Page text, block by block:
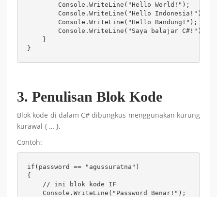
        Console.WriteLine("Hello World!");
        Console.WriteLine("Hello Indonesia!");
        Console.WriteLine("Hello Bandung!");
        Console.WriteLine("Saya balajar C#!");
    }
}
3. Penulisan Blok Kode
Blok kode di dalam C# dibungkus menggunakan kurung
kurawal { … }.
Contoh:
if(password == "agussuratna")
{
    // ini blok kode IF
    Console.WriteLine("Password Benar!");